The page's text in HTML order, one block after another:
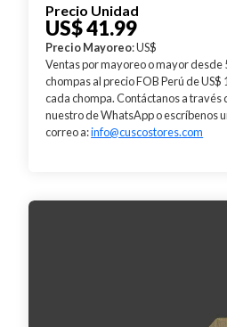
Precio Unidad
US$ 41.99
Precio Mayoreo: US$
Ventas por mayoreo o mayor desde
chompas al precio FOB Perú de US$
cada chompa. Contáctanos a través
nuestro de WhatsApp o escríbenos
correo a:info@cuscostores.com